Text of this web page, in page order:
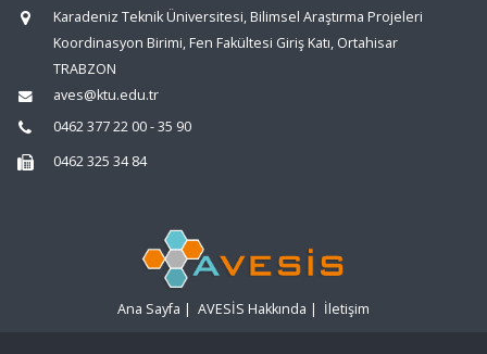
Karadeniz Teknik Üniversitesi, Bilimsel Araştırma Projeleri
Koordinasyon Birimi, Fen Fakültesi Giriş Katı, Ortahisar
TRABZON
aves@ktu.edu.tr
0462 377 22 00 - 35 90
0462 325 34 84
Ana Sayfa | AVESİS Hakkında | İletişim